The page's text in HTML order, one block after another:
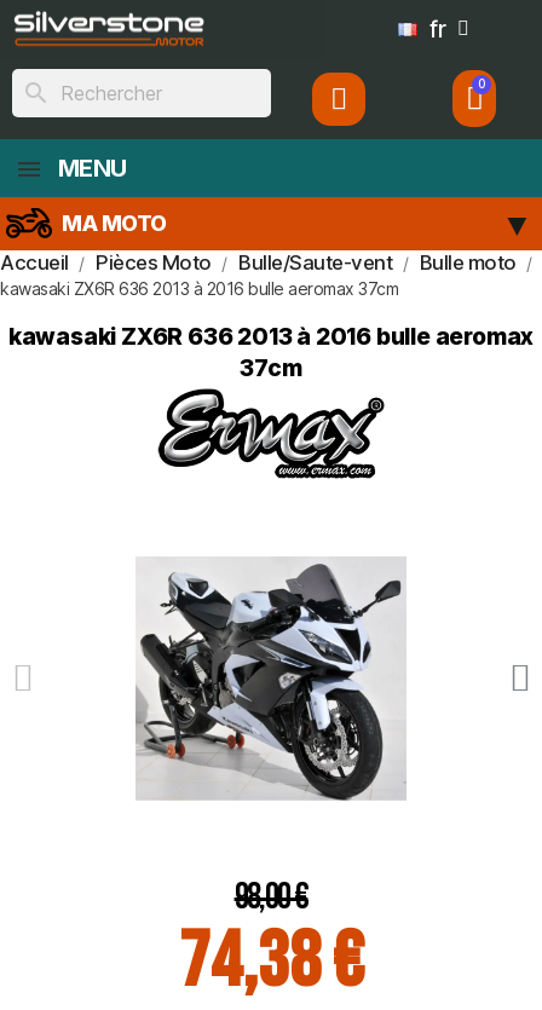
fr
search
MENU
MA MOTO
Accueil Pièces Moto Bulle/Saute-vent Bulle moto
kawasaki ZX6R 636 2013 à 2016 bulle aeromax 37cm
kawasaki ZX6R 636 2013 à 2016 bulle aeromax
37cm
98,00 €
74,38 €